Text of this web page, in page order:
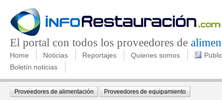
El portal con todos los proveedores de
Home Noticias Reportajes Quienes somos
Boletín noticias
Proveedores de alimentación Proveedores de equipamiento